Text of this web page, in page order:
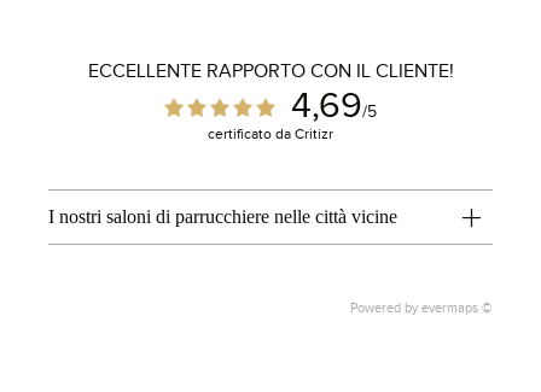
ECCELLENTE RAPPORTO CON IL CLIENTE!
4,69/5
certificato da Critizr
I nostri saloni di parrucchiere nelle città vicine
Powered by evermaps ©